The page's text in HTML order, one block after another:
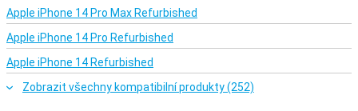
Apple iPhone 14 Pro Max Refurbished
Apple iPhone 14 Pro Refurbished
Apple iPhone 14 Refurbished
Zobrazit všechny kompatibilní produkty (252)